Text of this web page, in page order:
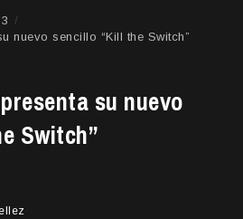
3
nuevo sencillo “Kill the Switch”
su nuevo
Switch”